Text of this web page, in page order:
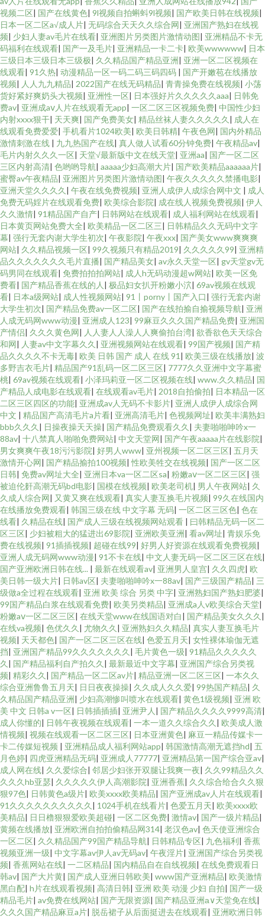
视频二区| 国产在线黄色| 9l视频自拍蝌蚪9l视频| 国产欧美日韩在线视频|
日本一区二区a√成人片| 无码综合天天久久综合网| 亚洲国产熟妇在线视
频| 少妇人妻av毛片在线看| 亚洲图片另类图片激情动图| 亚洲精品不卡无
码福利在线观看| 国产一及毛片| 亚洲精品一卡二卡| 欧美wwwwww| 日本
三级日本三级日本三级极| 久久精品国产精品亚洲| 亚洲一区二区视频在
线观看| 91久热| 动漫精品一区一码二码三码四码 | 国产开嫩苞在线播放
视频| 人人九九精品| 2022国产在线无码精品| 青青操免费在线视频| 小荡
货好紧好爽奶头大视频| 亚洲性一区| 日本强好片久久久久久aaa| 日韩免
费av| 亚洲成aⅴ人片在线观看无app| 一区二区三区视频免费| 中国性少妇
内射xxxx狠干| 天天爽| 国产免费美女| 精品丝袜人妻久久久久久 | 成人在
线观看免费爱爱| 手机看片1024欧美| 欧美日韩精| 午夜色网| 国内外精品
激情刺激在线 | 九九热国产在线| 真人做人试看60分钟免费| 午夜精品av|
毛片内射久久久一区| 天堂√最新版中文在线天堂| 亚洲aa| 国产一区二区
三区内射高清| 色哟哟导航| aaaaa少妇高潮大片| 国产欧美精品aaaaaa片|
蜜臀av午夜精品| 亚洲图片另类图片激情动图| 午夜久久久久久禁播电影|
亚洲天堂久久久久 | 午夜在线免费视频| 亚洲人成伊人成综合网中文 | 成人
免费无码婬片在线观看免费| 欧美综合影院| 成在线人视频免费视频| 伊人
久久激情| 91精品国产自产| 日韩网站在线观看| 成人福利网站在线观看|
日本黄页网站免费大全| 欧美精品一区二区三| 日韩精品久久无码中文字
幕| 强行无套内谢大学生初次| 午夜影院| 午夜xxx| 国产美女www爽爽爽
网站| 久久精品视频一区| 99久视频只有精品2019| 久久久久久99| 亚洲精
品久久久久久久久毛片直播| 国产精品美女| av永久天堂一区| gv天堂gv无
码男同在线观看| 免费拍拍拍网站| 成人h无码动漫超w网站| 欧美一区免
费看| 国产精品香蕉在线的人 | 极品妇女扒开粉嫩小泬| 69av视频在线观
看| 日本a级网站| 成人性视频网站| 91丨porny丨国产入口| 强行无套内谢
大学生初次| 国产精品免费av一区二区| 国产在线拍揄自揄视频导航| 亚洲
人成无码网www动漫| 亚洲成人123| 99麻豆久久久国产精品免费| 亚洲国
产情侣| 久久久黄色网| 人人妻人人澡人人爽偷拍台湾| 欲香欲色天天综合
和网| 人妻av中文字幕久久 | 亚洲视频网站在线观看| 99国产视频| 国产精
品久久久久不卡无毒| 欧美 日韩 国产 成人 在线 91 | 欧美三级在线播放| 波
多野吉衣毛片| 精品国产91乱码一区二区三区| 7777久久亚洲中文字幕蜜
桃| 69av视频在线观看| 小泽玛莉亚一区二区视频在线| www.久久精品| 国
产精品人成电影在线观看| 在线观看av毛片| 2018自拍偷拍| 日本精品一区
二区三区四区的功能| 亚洲成av人无码不卡影片| 亚洲人成伊人成综合网
中文 | 精品国产高清毛片a片看| 亚洲高清毛片| 色视频网址| 欧美丰满熟妇
bbb久久久 | 日操夜操天天操| 国产精品免费观看久久 | 夫妻啪啪呻吟x一
88av| 十八禁真人啪啪免费网站| 中文天堂网| 国产午夜aaaaa片在线影院|
男女爽爽午夜18污污影院| 好男人www| 亚州视频一区二区三区| 五月天
激情开心网| 国产精品揄拍100视频|性欧美牲交在线视频| 国产一区二区
日韩| 免费av网址大全| 亚洲日本va一区二区sa| 粉嫩aⅴ一区二区三区| 强
被迫伦姧高潮无码bd电影| 国模在线视频| 欧美老司机| 男人午夜网站| 久
久成人综合网| 又黄又爽在线观看| 真实人妻互换毛片视频| 99久在线国内
在线播放免费观看| 韩国三级在线 中文字幕 无码| 一区二区三区色| 色在
线看| 久精品在线| 国产成人三级在线视频网站观看 | 曰韩精品无码一区二
区三区| 少妇被粗大的猛进出69影院| 亚洲欧美亚洲| 看av网址| 青娱乐免
费在线视频| 91插插视频| 超碰在线99| 好男人好资源在线观看免费视频|
亚洲人成无码网www动漫| 91不卡在线| 中文人妻无码一区二区三区在线|
国产亚洲欧洲日韩在线... | 最新在线观看av| 亚洲男人皇宫| 久久四虎| 欧
美日韩一级大片| 日韩av区| 夫妻啪啪呻吟x一88av| 国产三级国产精品| 三
级做a全过程在线观看| 亚洲 欧美 综合 另类 中字| 亚洲熟妇国产熟妇肥婆|
99国产精品白浆在线观看免费| 欧美另类精品| 亚洲成a人v欧美综合天堂|
粉嫩aⅴ一区二区三区| 在线天堂www在线国语对白| 国产精品美女久久久 |
在线va视频| 色优久久 | 尤物久久 | 亚洲熟妇久久精品| 真实人妻互换毛片
视频| 天天都色| 国产一区二区三区在线| 色爱五月天| 女性裸体瑜伽无遮
挡| 亚洲国产精品99久久久久久久久 | 毛片黄色一级| 91精品久久久久久
久 | 国产精品福利自产拍久久 | 最新最近中文字幕| 亚洲国产综合另类视
频| 精彩久久 | 国产精品一区二区av片| 精品亚洲一区二区三区| 一本久久
综合亚洲鲁鲁五月天| 日日夜夜操操| 久久成人久久爱| 99热国产精品| 久
久精品国产精品亚洲| 少妇高潮惨叫喷水在线观看| 黄色1级视频| 亚洲 欧
美 中文 日韩a v一区| 日韩插插插| 亚洲尹人 | 国产精品久久久久9999高清|
成人你懂的| 日韩午夜视频在线观看| 一本一道久久综合久久 | 欧美成人激
情视频| 视频在线观看一区二区三区| 日本亚洲黄色| 麻豆一精品传媒卡一
卡二传媒短视频 | 亚洲精品成人福利网站app| 韩国激情高潮无遮挡hd| 五
月色婷| 四虎亚洲精品无码| 亚洲成人77777| 亚洲精品第一国产综合亚av|
成人网在线| 久久爱综合| 邻居少妇张开双腿让我爽一夜| 久久99精品久久
久久久hb亚瑟| 久久久久久伊人高潮影院| 亚洲香蕉| 久久综合给合久久狠
狠97色| 日韩黄色a级片| 欧美xxxx欧美精品| 国产亚洲成av人片在线观看|
91久久久久久久久久久久 | 1024手机在线看片| 色爱五月天| 欧美xxxx欧
美精品| 日日橹狠狠爱欧美超碰| 一区二区免费| 激情av| 国产一级片精品|
黄频在线播放| 亚洲欧洲自拍拍偷精品网314| 老汉色av| 色天使亚洲综合
一区二区| 久久精品国产99国产精品导航| 日韩精品专区| 九色福利| 香蕉
视频亚洲一级| 中文字幕av伊人av无码av| 午夜淫片| 亚洲国产综合另类视
频| 香蕉网站在线| 一二区精品| 国内精品自在自线视频| 在线免费观看日
韩av| 国产大片黄| 国产成人亚洲日韩欧美| www国产亚洲精品| 欧美激情
黑白配| h片在线观看视频| 高清日韩| 亚洲 欧美 动漫 少妇 自拍| 国产一级
精品毛片| av免费在线网站| 国产无限资源| 国产精品亚洲а∨天堂免在线|
久久久国产精品麻豆a片| 脱岳裙子从后面挺进去在线观看| 亚洲欧洲日韩